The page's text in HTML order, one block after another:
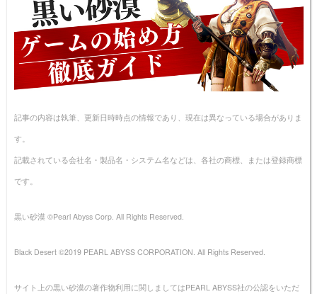
記事の内容は執筆、更新日時時点の情報であり、現在は異なっている場合がありま
す。
記載されている会社名・製品名・システム名などは、各社の商標、または登録商標
です。
黒い砂漠 ©Pearl Abyss Corp. All Rights Reserved.
Black Desert ©2019 PEARL ABYSS CORPORATION. All Rights Reserved.
サイト上の黒い砂漠の著作物利用に関しましてはPEARL ABYSS社の公認をいただ